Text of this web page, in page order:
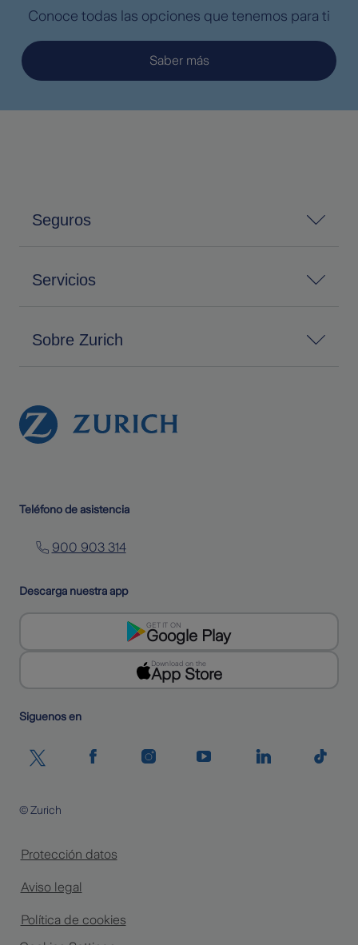
Conoce todas las opciones que tenemos para ti
Saber más
Seguros
Servicios
Sobre Zurich
Teléfono de asistencia
900 903 314
Descarga nuestra app
GET IT ON
Google Play
Download on the
App Store
Siguenos en
Protección datos
Aviso legal
Política de cookies
© Zurich